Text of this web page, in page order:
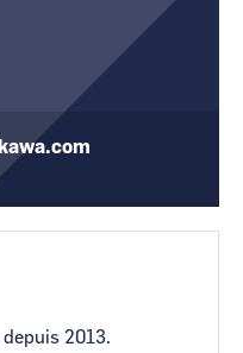
2013.